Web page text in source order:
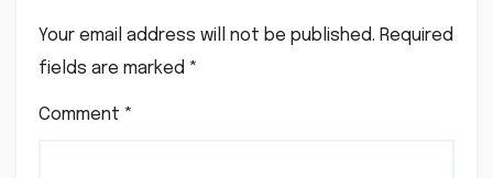
Your email address will not be published. Required
fields are marked *
Comment *